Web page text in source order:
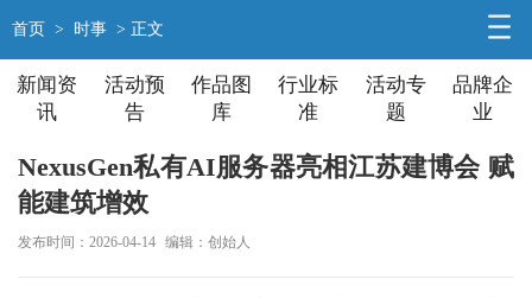
首页 > 时事 > 正文
新闻资
讯
活动预
告
作品图
库
行业标
准
活动专
题
品牌企
业
NexusGen私有AI服务器亮相江苏建博会 赋
能建筑增效
发布时间：2026-04-14 编辑：创始人